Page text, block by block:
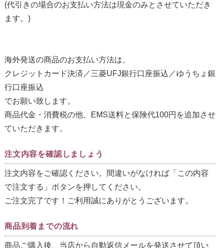
(代引きの場合のお支払い方法は現金のみとさせていただき
ます。)
海外発送の商品のお支払い方法は、
クレジットカード決済／三菱UFJ銀行口座振込／ゆうちょ銀
行口座振込
でお願い致します。
商品代金・消費税の他、EMS送料と保険代100円を追加させ
ていただきます。
注文内容を確認しましょう
注文内容をご確認ください。間違いがなければ「この内容
で注文する」ボタンを押してください。
ご注文完了です！ご利用誠にありがとうございます。
商品到着までの流れ
商品ご購入後、当店から自動返信メールを発送させて頂い